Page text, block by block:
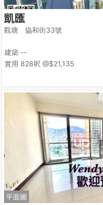
凱匯
觀塘 協和街33號
建築 --
實用 828呎 @$21,135
平面圖